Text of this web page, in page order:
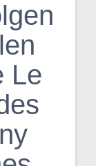
Le